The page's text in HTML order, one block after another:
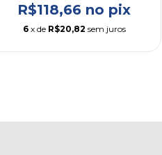
R$118,66 no pix
6 x de R$20,82 sem juros